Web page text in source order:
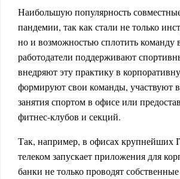
Наибольшую популярность
пандемии, так как стали не только
но и возможностью сплотить команду
работодатели поддерживают
внедряют эту практику в
формируют свои команды, участвуют
занятия спортом в офисе или
фитнес-клубов и секций.
Так, например, в офисах крупнейших
телеком запускает приложения для
банки не только проводят